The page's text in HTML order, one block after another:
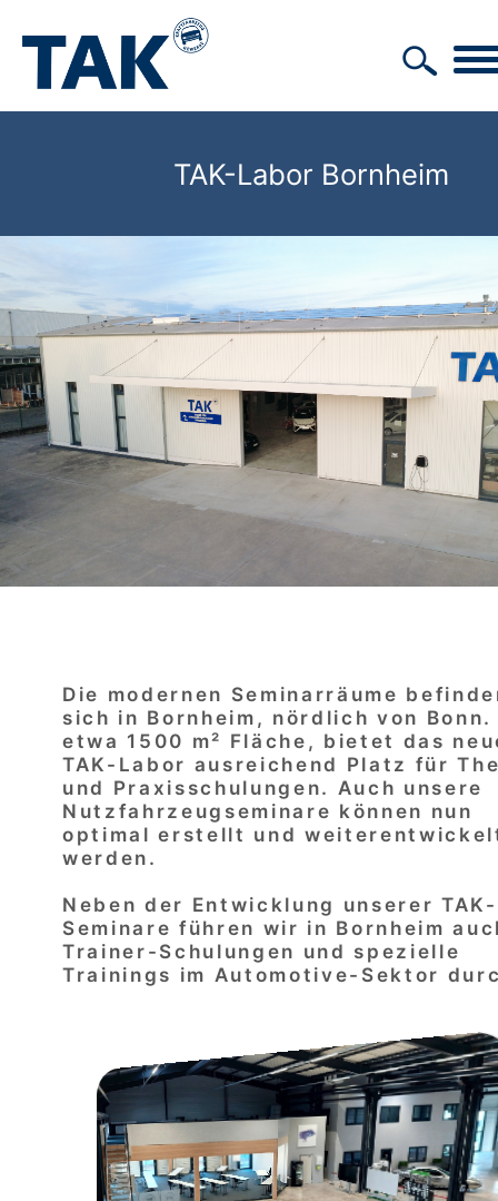
TAK-Labor Bornheim
Die modernen Seminarräume
sich in Bornheim, nördlich von
etwa 1500 m² Fläche, bietet das
TAK-Labor ausreichend Platz für
und Praxisschulungen. Auch unsere
Nutzfahrzeugseminare können nun
optimal erstellt und
werden.
Neben der Entwicklung unserer TAK-
Seminare führen wir in Bornheim
Trainer-Schulungen und spezielle
Trainings im Automotive-Sektor